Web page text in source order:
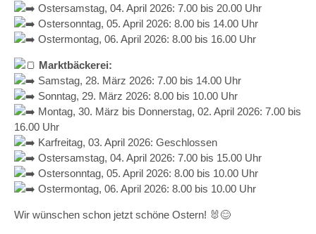
Ostersamstag, 04. April 2026: 7.00 bis 20.00 Uhr
Ostersonntag, 05. April 2026: 8.00 bis 14.00 Uhr
Ostermontag, 06. April 2026: 8.00 bis 16.00 Uhr
Marktbäckerei:
Samstag, 28. März 2026: 7.00 bis 14.00 Uhr
Sonntag, 29. März 2026: 8.00 bis 10.00 Uhr
Montag, 30. März bis Donnerstag, 02. April 2026: 7.00 bis
16.00 Uhr
Karfreitag, 03. April 2026: Geschlossen
Ostersamstag, 04. April 2026: 7.00 bis 15.00 Uhr
Ostersonntag, 05. April 2026: 8.00 bis 10.00 Uhr
Ostermontag, 06. April 2026: 8.00 bis 10.00 Uhr
Wir wünschen schon jetzt schöne Ostern! 🐰😊